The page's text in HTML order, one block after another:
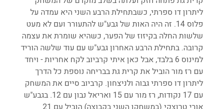
ליתרון דו ספרתי, כשבתחילת הרבע השני היא עמדה על
פלוס 14. זה היה האות של גבע"ש להתעורר ועם לא מעט
שלשות החלה בקיזוז של הפער, כשהיא שומרת את עצמה
קרובה. בתחילת הרבע האחרון גבע"ש עם עוד שלשה הוריד
למינוס 6 בלבד, אבל כאן איתי קרביוב לקח אחריות - ויחד
עם רז מור הוביל את קרית גת בבריחה נוספת כל הדרך
ליתרון דו ספרתי גבוה ולניצחון. קרביוב סיים את המשחק
עם 17 נקודות, רז מור עם 15 ואריאל נבון עם 12. בגבע"ש